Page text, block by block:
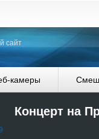
сайт
камеры
Концерт на